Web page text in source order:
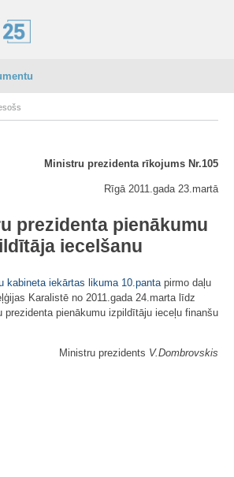
Ministru prezidenta rīkojums Nr.105
Rīgā 2011.gada 23.martā
prezidenta pienākumu
iecelšanu
kabineta iekārtas likuma 10.pantapirmo daļu
Karalistē no 2011.gada 24.marta līdz
prezidenta pienākumu izpildītāju ieceļu finanšu
Ministru prezidents V.Dombrovskis